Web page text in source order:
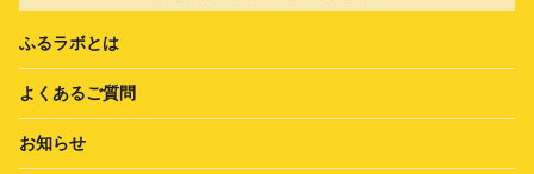
ふるラボとは
よくあるご質問
お知らせ